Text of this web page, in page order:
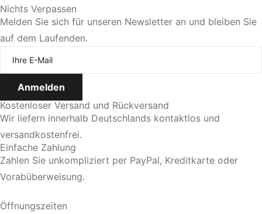
Sie bevorzugen eine persönliche Beratung?
Jetzt Termin vereinbaren
Nichts Verpassen
Melden Sie sich für unseren Newsletter an und bleiben Sie
auf dem Laufenden.
Kostenloser Versand und Rückversand
Wir liefern innerhalb Deutschlands kontaktlos und
versandkostenfrei.
Einfache Zahlung
Zahlen Sie unkompliziert per PayPal, Kreditkarte oder
Vorabüberweisung.
Öffnungszeiten